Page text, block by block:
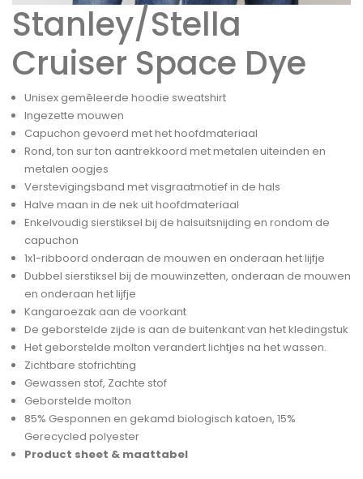
Stanley/Stella
Cruiser Space Dye
Unisex gemêleerde hoodie sweatshirt
Ingezette mouwen
Capuchon gevoerd met het hoofdmateriaal
Rond, ton sur ton aantrekkoord met metalen uiteinden en
metalen oogjes
Verstevigingsband met visgraatmotief in de hals
Halve maan in de nek uit hoofdmateriaal
Enkelvoudig sierstiksel bij de halsuitsnijding en rondom de
capuchon
1x1-ribboord onderaan de mouwen en onderaan het lijfje
Dubbel sierstiksel bij de mouwinzetten, onderaan de mouwen
en onderaan het lijfje
Kangaroezak aan de voorkant
De geborstelde zijde is aan de buitenkant van het kledingstuk
Het geborstelde molton verandert lichtjes na het wassen.
Zichtbare stofrichting
Gewassen stof, Zachte stof
Geborstelde molton
85% Gesponnen en gekamd biologisch katoen, 15%
Gerecycled polyester
Product sheet & maattabel